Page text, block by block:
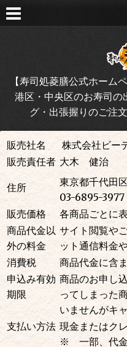
【寿司処菱膳公式ホーム
港区・中央区のお寿司の
グ・出張握りのご注
販売社名
株式会社ビー
販売責任者 大木 健治
住所
東京都千代田
03-6895-3977
販売価格
各商品ごとに
商品代金以
外の料金
サイト閲覧や
ット通信料金
消費税
商品代金に含
申込み有効
期限
商品のお申し
ってしまった
いませんがキ
支払い方法 現金またはク
※ 一部、代金